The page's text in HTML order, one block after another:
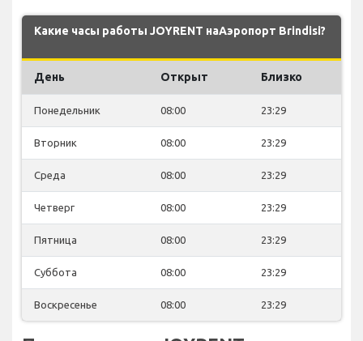
Какие часы работы JOYRENT наАэропорт Brindisi?
День Открыт Близко
Понедельник 08:00 23:29
Вторник 08:00 23:29
Среда 08:00 23:29
Четверг 08:00 23:29
Пятница 08:00 23:29
Суббота 08:00 23:29
Воскресенье 08:00 23:29